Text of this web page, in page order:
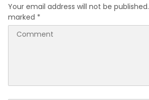
Your email address will not be published.
marked *